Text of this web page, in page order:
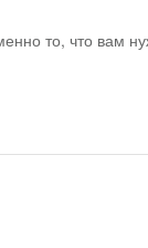
то, что вам